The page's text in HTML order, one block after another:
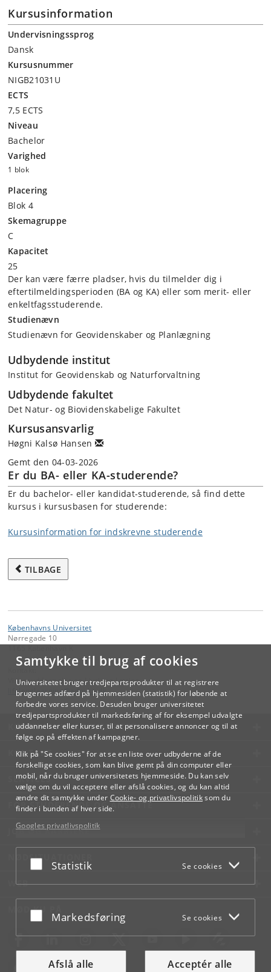
Samtykke til brug af cookies
Universitetet bruger tredjepartsprodukter til at registrere
brugernes adfærd på hjemmesiden (statistik) for løbende at
forbedre vores service. Desuden bruger universitetet
tredjepartsprodukter til markedsføring af for eksempel udvalgte
uddannelser eller kurser, til at personalisere annoncer og til at
følge op på effekten af kampagner.
Klik på "Se cookies" for at se en liste over udbyderne af de
forskellige cookies, som kan blive gemt på din computer eller
mobil, når du bruger universitetets hjemmeside. Du kan selv
vælge om du vil acceptere eller afslå cookies, og du kan altid
ændre dit samtykke under Cookie- og privatlivspolitiksom du
finder i bunden af hver side.
Googles privatlivspolitik
Acceptér eller afslå
Statistik Se cookies
Acceptér eller afslå
Markedsføring Se cookies
Afslå alle Acceptér alle
Kursusinformation
Undervisningssprog
Dansk
Kursusnummer
NIGB21031U
ECTS
7,5 ECTS
Niveau
Bachelor
Varighed
1 blok
Placering
Blok 4
Skemagruppe
C
Kapacitet
25
Der kan være færre pladser, hvis du tilmelder dig i
eftertilmeldingsperioden (BA og KA) eller som merit- eller
enkeltfagsstuderende.
Studienævn
Studienævn for Geovidenskaber og Planlægning
Udbydende institut
Institut for Geovidenskab og Naturforvaltning
Udbydende fakultet
Det Natur- og Biovidenskabelige Fakultet
Kursusansvarlig
Høgni Kalsø Hansen
Gemt den 04-03-2026
Er du BA- eller KA-studerende?
Er du bachelor- eller kandidat-studerende, så find dette
kursus i kursusbasen for studerende:
Kursusinformation for indskrevne studerende
TILBAGE
Københavns Universitet
Nørregade 10
Videreuddannelse og Livslang Læring
lifelonglearning@adm.ku.dk
KØBENHAVNS UNIVERSITET
KONTAKT
SERVICES
FOR STUDERENDE OG ANSATTE
JOB OG KARRIERE
NØDSITUATIONER
WEB
MØD KU PÅ